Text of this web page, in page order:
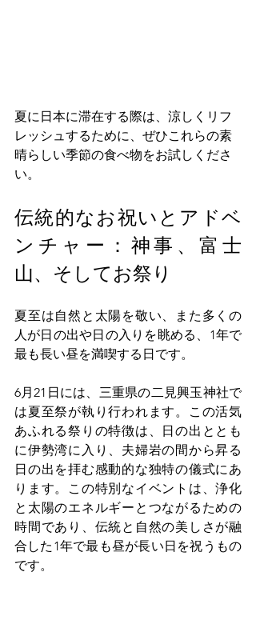
夏に日本に滞在する際は、涼しくリフ
レッシュするために、ぜひこれらの素
晴らしい季節の食べ物をお試しくださ
い。
伝統的なお祝いとアドベ
ンチャー：神事、富士
山、そしてお祭り
夏至は自然と太陽を敬い、また多くの
人が日の出や日の入りを眺める、1年で
最も長い昼を満喫する日です。
6月21日には、三重県の二見興玉神社で
は夏至祭が執り行われます。この活気
あふれる祭りの特徴は、日の出ととも
に伊勢湾に入り、夫婦岩の間から昇る
日の出を拝む感動的な独特の儀式にあ
ります。この特別なイベントは、浄化
と太陽のエネルギーとつながるための
時間であり、伝統と自然の美しさが融
合した1年で最も昼が長い日を祝うもの
です。